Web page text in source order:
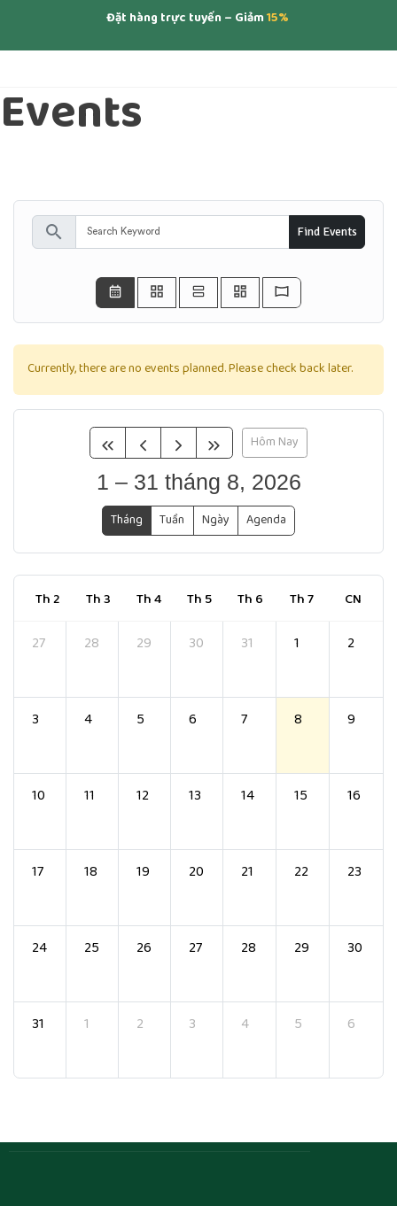
Đặt hàng trực tuyến – Giảm15%
Events
search Find Events
Currently, there are no events planned. Please check back later.
Hôm Nay
1 – 31 tháng 8, 2026
Tháng Tuần Ngày Agenda
Th 2 Th 3 Th 4 Th 5 Th 6 Th 7 CN
27 28 29 30 31 1 2
3 4 5 6 7 8 9
10 11 12 13 14 15 16
17 18 19 20 21 22 23
24 25 26 27 28 29 30
31 1 2 3 4 5 6